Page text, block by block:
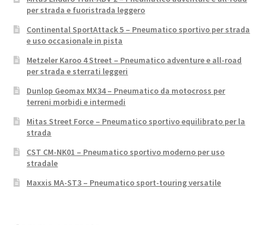
per strada e fuoristrada leggero
Continental SportAttack 5 – Pneumatico sportivo per strada
e uso occasionale in pista
Metzeler Karoo 4 Street – Pneumatico adventure e all-road
per strada e sterrati leggeri
Dunlop Geomax MX34 – Pneumatico da motocross per
terreni morbidi e intermedi
Mitas Street Force – Pneumatico sportivo equilibrato per la
strada
CST CM-NK01 – Pneumatico sportivo moderno per uso
stradale
Maxxis MA-ST3 – Pneumatico sport-touring versatile